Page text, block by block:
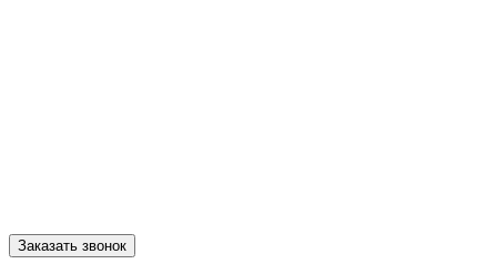
Заказать звонок